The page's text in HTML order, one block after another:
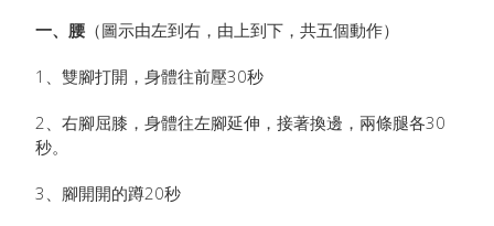
一、腰 （圖示由左到右，由上到下，共五個動作）
1、雙腳打開，身體往前壓30秒
2、右腳屈膝，身體往左腳延伸，接著換邊，兩條腿各30
秒。
3、腳開開的蹲20秒